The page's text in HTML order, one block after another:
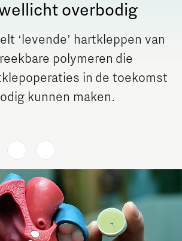
overbodig
‘levende’ hartkleppen van
polymeren die
in de toekomst
kunnen maken.